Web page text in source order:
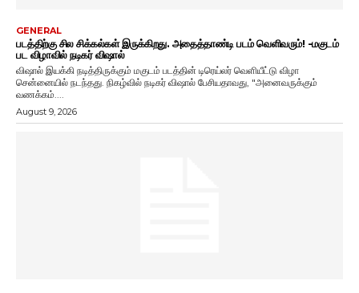
GENERAL
படத்திற்கு சில சிக்கல்கள் இருக்கிறது. அதைத்தாண்டி படம் வெளிவரும்! -மகுடம்
பட விழாவில் நடிகர் விஷால்
விஷால் இயக்கி நடித்திருக்கும் மகுடம் படத்தின் டிரெய்லர் வெளியீட்டு விழா
சென்னையில் நடந்தது. நிகழ்வில் நடிகர் விஷால் பேசியதாவது, "அனைவருக்கும்
வணக்கம்....
August 9, 2026